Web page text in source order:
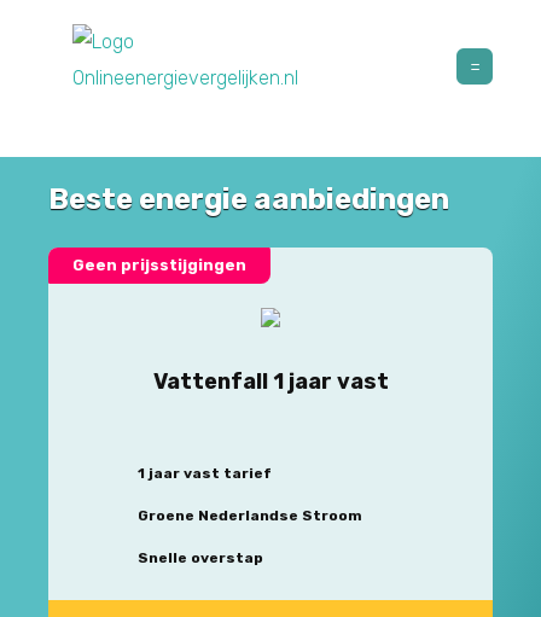
Beste energie aanbiedingen
Geen prijsstijgingen
Vattenfall 1 jaar vast
1 jaar vast tarief
Groene Nederlandse Stroom
Snelle overstap